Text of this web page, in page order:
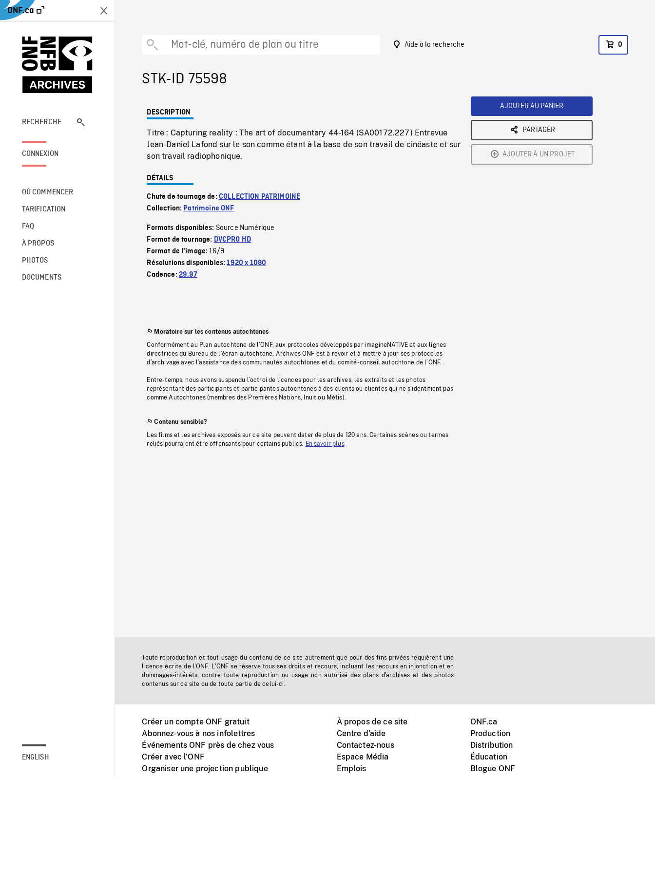
ONF.ca
RECHERCHE
CONNEXION
OÙ COMMENCER
TARIFICATION
FAQ
À PROPOS
PHOTOS
DOCUMENTS
ENGLISH
Aide à la recherche 0
STK-ID 75598
DESCRIPTION
Titre : Capturing reality : The art of documentary 44-164 (SA00172.227) Entrevue
Jean-Daniel Lafond sur le son comme étant à la base de son travail de cinéaste et sur
son travail radiophonique.
DÉTAILS
Chute de tournage de: COLLECTION PATRIMOINE
Collection: Patrimoine ONF
Formats disponibles: Source Numérique
Format de tournage: DVCPRO HD
Format de l'image:16/9
Résolutions disponibles:1920 x 1080
Cadence: 29.97
Moratoire sur les contenus autochtones
Conformément au Plan autochtone de l’ONF, aux protocoles développés par imagineNATIVE et aux lignes
directrices du Bureau de l’écran autochtone, Archives ONF est à revoir et à mettre à jour ses protocoles
d’archivage avec l’assistance des communautés autochtones et du comité-conseil autochtone de l’ONF.
Entre-temps, nous avons suspendu l’octroi de licences pour les archives, les extraits et les photos
représentant des participants et participantes autochtones à des clients ou clientes qui ne s’identifient pas
comme Autochtones (membres des Premières Nations, Inuit ou Métis).
Contenu sensible?
Les films et les archives exposés sur ce site peuvent dater de plus de 120 ans. Certaines scènes ou termes
reliés pourraient être offensants pour certains publics. En savoir plus
AJOUTER AU PANIER
PARTAGER
AJOUTER À UN PROJET
Toute reproduction et tout usage du contenu de ce site autrement que pour des fins privées requièrent une
licence écrite de l'ONF. L'ONF se réserve tous ses droits et recours, incluant les recours en injonction et en
dommages-intérêts, contre toute reproduction ou usage non autorisé des plans d'archives et des photos
contenus sur ce site ou de toute partie de celui-ci.
Créer un compte ONF gratuit
Abonnez-vous à nos infolettres
Événements ONF près de chez vous
Créer avec l’ONF
Organiser une projection publique
À propos de ce site
Centre d'aide
Contactez-nous
Espace Média
Emplois
ONF.ca
Production
Distribution
Éducation
Blogue ONF